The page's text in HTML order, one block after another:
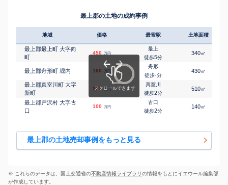
最上郡の土地の成約事例
地域 価格 最寄駅 土地面積
最上郡最上町 大字向
町
450 万円
最上
徒歩5分
340㎡
最上郡舟形町 堀内 160 万円
舟形
徒歩-分
430㎡
最上郡真室川町 大字
新町
300 万円
真室川
徒歩2分
510㎡
最上郡戸沢村 大字古
口
100 万円
古口
徒歩2分
140㎡
最上郡の土地売却事例をもっと見る
※ これらのデータは、国土交通省の不動産情報ライブラリの情報をもとにイエウール編集部
が作成しています。